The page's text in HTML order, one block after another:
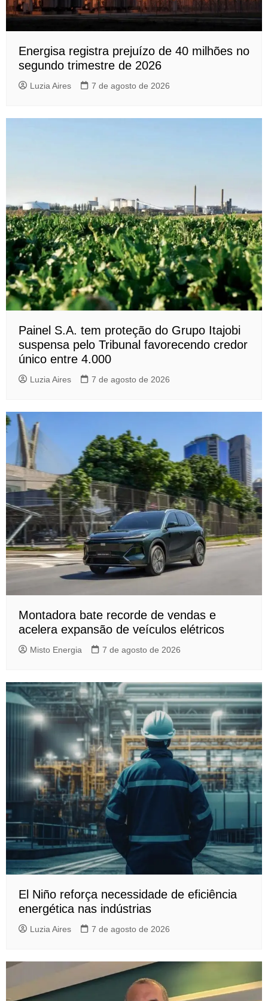
Energisa registra prejuízo de 40 milhões no
segundo trimestre de 2026
Luzia Aires 7 de agosto de 2026
Painel S.A. tem proteção do Grupo Itajobi
suspensa pelo Tribunal favorecendo credor
único entre 4.000
Luzia Aires 7 de agosto de 2026
Montadora bate recorde de vendas e
acelera expansão de veículos elétricos
Misto Energia 7 de agosto de 2026
El Niño reforça necessidade de eficiência
energética nas indústrias
Luzia Aires 7 de agosto de 2026